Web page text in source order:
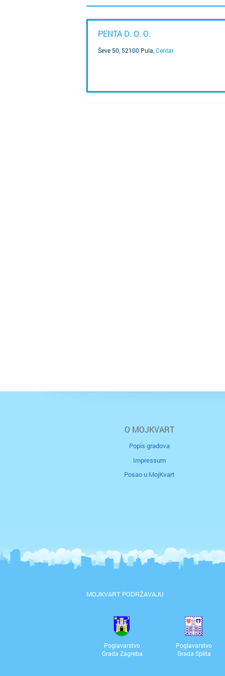
PENTA D. O. O.
Ševe 50, 52100 Pula Centar
O MOJKVART
Popis gradova
Impressum
Posao u MojKvart
MOJKVART PODRŽAVAJU
Poglavarstvo
Grada Zagreba
Poglavarstvo
Grada Splita